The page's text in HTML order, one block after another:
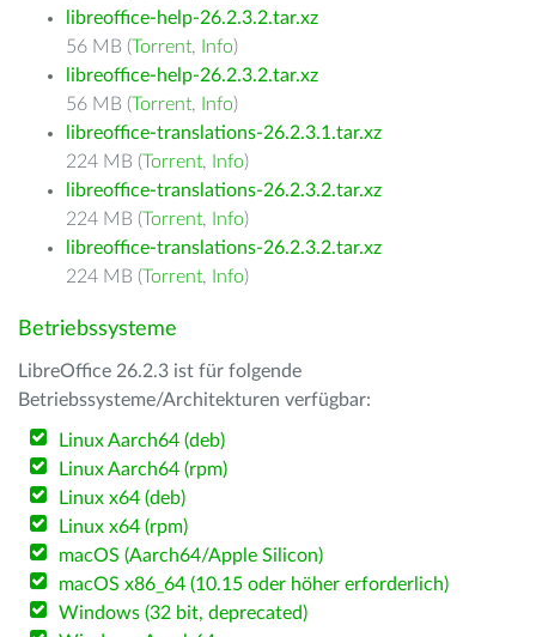
libreoffice-help-26.2.3.2.tar.xz
56 MB (Torrent, Info)
libreoffice-help-26.2.3.2.tar.xz
56 MB (Torrent, Info)
libreoffice-translations-26.2.3.1.tar.xz
224 MB (Torrent, Info)
libreoffice-translations-26.2.3.2.tar.xz
224 MB (Torrent, Info)
libreoffice-translations-26.2.3.2.tar.xz
224 MB (Torrent, Info)
Betriebssysteme
LibreOffice 26.2.3 ist für folgende
Betriebssysteme/Architekturen verfügbar:
Linux Aarch64 (deb)
Linux Aarch64 (rpm)
Linux x64 (deb)
Linux x64 (rpm)
macOS (Aarch64/Apple Silicon)
macOS x86_64 (10.15 oder höher erforderlich)
Windows (32 bit, deprecated)